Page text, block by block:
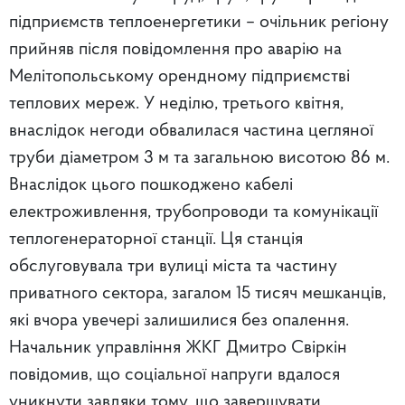
підприємств теплоенергетики – очільник регіону
прийняв після повідомлення про аварію на
Мелітопольському орендному підприємстві
теплових мереж. У неділю, третього квітня,
внаслідок негоди обвалилася частина цегляної
труби діаметром 3 м та загальною висотою 86 м.
Внаслідок цього пошкоджено кабелі
електроживлення, трубопроводи та комунікації
теплогенераторної станції. Ця станція
обслуговувала три вулиці міста та частину
приватного сектора, загалом 15 тисяч мешканців,
які вчора увечері залишилися без опалення.
Начальник управління ЖКГ Дмитро Свіркін
повідомив, що соціальної напруги вдалося